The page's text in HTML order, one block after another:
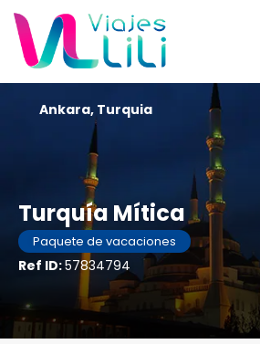
Turquía Mítica
Paquete de vacaciones
Ref ID:57834794
Ankara, Turquia